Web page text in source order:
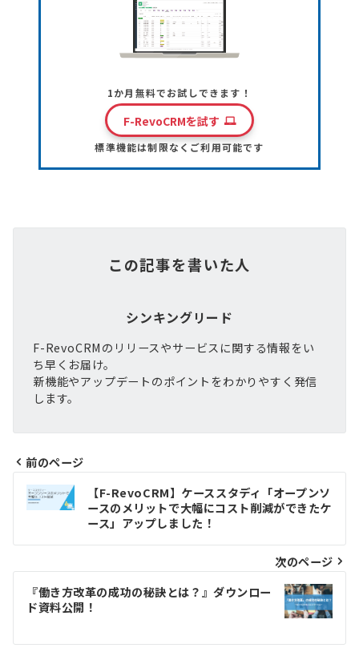
1か月無料でお試しできます！
F-RevoCRMを試す
標準機能は制限なくご利用可能です
この記事を書いた人
シンキングリード
F-RevoCRMのリリースやサービスに関する情報をい
ち早くお届け。
新機能やアップデートのポイントをわかりやすく発信
します。
投
稿
ー
前のページ
【F-RevoCRM】ケーススタディ「オープンソ
ースのメリットで大幅にコスト削減ができたケ
ース」アップしました！
次のページ
『働き方改革の成功の秘訣とは？』ダウンロー
ド資料公開！